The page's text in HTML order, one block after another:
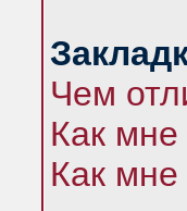
Чем
Как
Как мне